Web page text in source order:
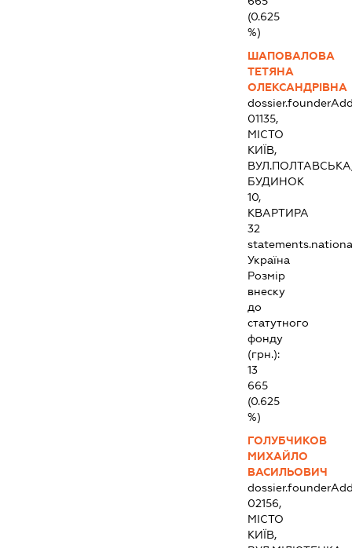
(0.625
%)
ШАПОВАЛОВА
ТЕТЯНА
ОЛЕКСАНДРІВНА
01135,
МІСТО
КИЇВ,
БУДИНОК
10,
КВАРТИРА
32
Україна
Розмір
внеску
до
статутного
фонду
(грн.):
13
665
(0.625
%)
ГОЛУБЧИКОВ
МИХАЙЛО
ВАСИЛЬОВИЧ
02156,
МІСТО
КИЇВ,